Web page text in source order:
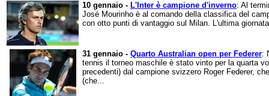
10 gennaio - L'Inter è campione d'inverno: Al
José Mourinho è al comando della classifica del
con otto punti di vantaggio sul Milan. L'ultima
31 gennaio - Quarto Australian open per Federer:
tennis il torneo maschile è stato vinto per la quarta
precedenti) dal campione svizzero Roger Federer,
(che...